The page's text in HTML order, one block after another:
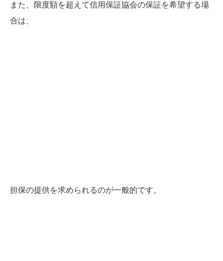
また、限度額を超えて信用保証協会の保証を希望する場
合は、
担保の提供を求められるのが一般的です。